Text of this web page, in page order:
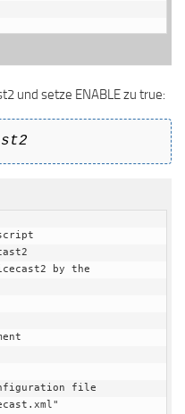
und setze ENABLE zu true:
by the
file